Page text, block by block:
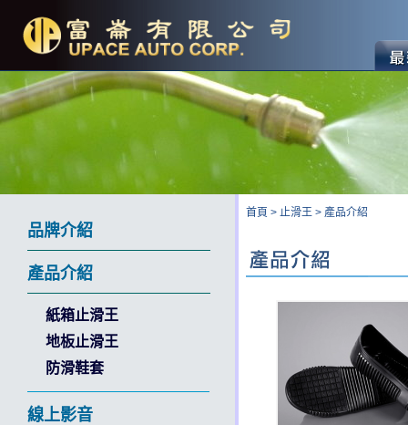
品牌介紹
產品介紹
紙箱止滑王
地板止滑王
防滑鞋套
線上影音
首頁 > 止滑王 > 產品介紹